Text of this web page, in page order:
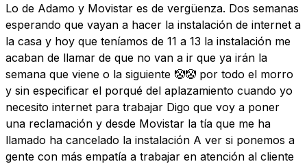
Lo de Adamo y Movistar es de vergüenza. Dos semanas
esperando que vayan a hacer la instalación de internet a
la casa y hoy que teníamos de 11 a 13 la instalación me
acaban de llamar de que no van a ir que ya irán la
semana que viene o la siguiente 🤡🤡 por todo el morro
y sin especificar el porqué del aplazamiento cuando yo
necesito internet para trabajar Digo que voy a poner
una reclamación y desde Movistar la tía que me ha
llamado ha cancelado la instalación A ver si ponemos a
gente con más empatía a trabajar en atención al cliente